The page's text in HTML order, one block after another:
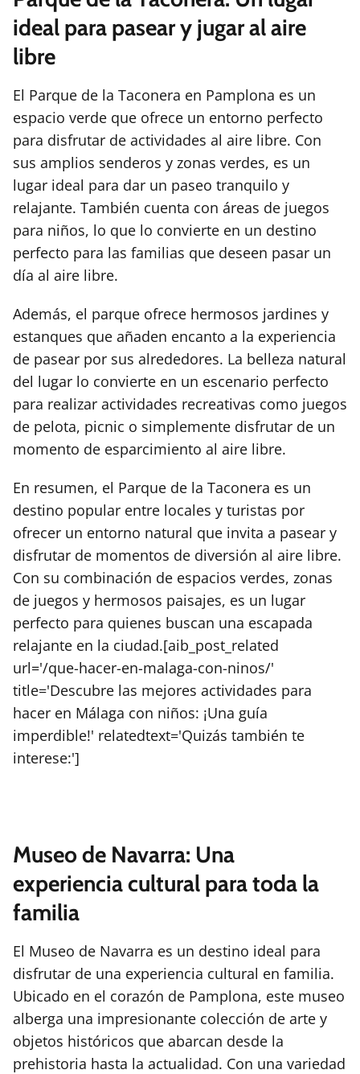
ideal para pasear y jugar al aire
libre
El Parque de la Taconera en Pamplona es un
espacio verde que ofrece un entorno perfecto
para disfrutar de actividades al aire libre. Con
sus amplios senderos y zonas verdes, es un
lugar ideal para dar un paseo tranquilo y
relajante. También cuenta con áreas de juegos
para niños, lo que lo convierte en un destino
perfecto para las familias que deseen pasar un
día al aire libre.
Además, el parque ofrece hermosos jardines y
estanques que añaden encanto a la experiencia
de pasear por sus alrededores. La belleza natural
del lugar lo convierte en un escenario perfecto
para realizar actividades recreativas como juegos
de pelota, picnic o simplemente disfrutar de un
momento de esparcimiento al aire libre.
En resumen, el Parque de la Taconera es un
destino popular entre locales y turistas por
ofrecer un entorno natural que invita a pasear y
disfrutar de momentos de diversión al aire libre.
Con su combinación de espacios verdes, zonas
de juegos y hermosos paisajes, es un lugar
perfecto para quienes buscan una escapada
relajante en la ciudad.[aib_post_related
url='/que-hacer-en-malaga-con-ninos/'
title='Descubre las mejores actividades para
hacer en Málaga con niños: ¡Una guía
imperdible!' relatedtext='Quizás también te
interese:']
Museo de Navarra: Una
experiencia cultural para toda la
familia
El Museo de Navarra es un destino ideal para
disfrutar de una experiencia cultural en familia.
Ubicado en el corazón de Pamplona, este museo
alberga una impresionante colección de arte y
objetos históricos que abarcan desde la
prehistoria hasta la actualidad. Con una variedad